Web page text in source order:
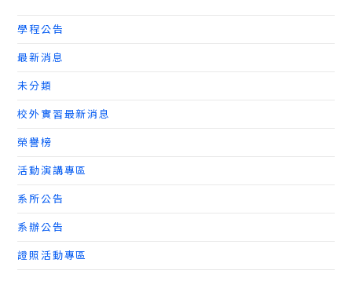
學程公告
最新消息
未分類
校外實習最新消息
榮譽榜
活動演講專區
系所公告
系辦公告
證照活動專區